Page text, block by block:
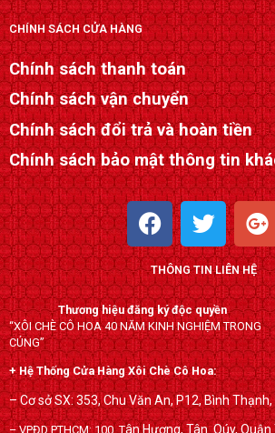
CHÍNH SÁCH CỬA HÀNG
Chính sách thanh toán
Chính sách vận chuyển
Chính sách đổi trả và hoàn tiền
Chính sách bảo mật thông tin
F
a
c
e
b
o
o
k
T
w
i
t
t
e
r
G
o
o
g
l
e
-
p
l
u
THÔNG TIN LIÊN HỆ
Thương hiệu đăng ký độc quyền
“XÔI CHÈ CÔ HOA 40 NĂM KINH NGHIỆM
CÚNG”
+ Hệ Thống Cửa Hàng Xôi Chè Cô Hoa:
– Cơ sở SX: 353, Chu Văn An, P12, Bình Thạnh,
– VPĐD PTHCM: 100, Tân Hương, Tân Qúy,Quận